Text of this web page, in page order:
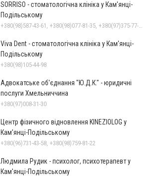
SORRISO - стоматологічна клініка у Кам'янці-
Подільському
+380(98)587-43-61, +380(98)077-81-35, +380(97)375-77-72, +380(97)982-31-07
Viva Dent - стоматологічна клініка у Кам'янці-
Подільському
+380(98)105-44-98
Адвокатське об'єднання "Ю.Д.К." - юридичні
послуги Хмельниччина
+380(97)008-31-30
Центр фізичного відновлення KINEZIOLOG у
Кам'янці-Подільському
+380(96)731-43-58, +380(98)759-81-22
Людмила Рудик - психолог, психотерапевт у
Кам'янці-Подільському